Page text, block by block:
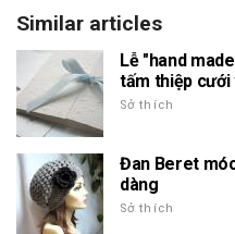
Similar articles
Lễ "hand
tấm thiệp cưới
Sở thích
Đan Beret
dàng
Sở thích